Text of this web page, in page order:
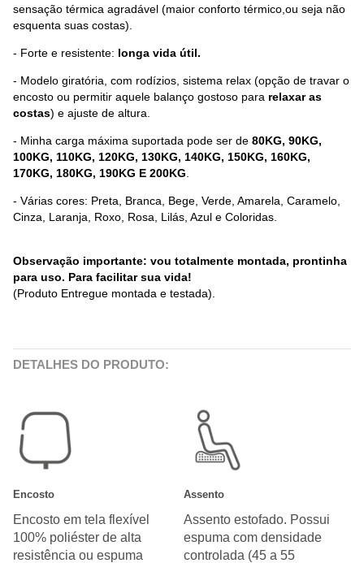
sensação térmica agradável (maior conforto térmico,ou seja não
esquenta suas costas).
- Forte e resistente: longa vida útil.
- Modelo giratória, com rodízios, sistema relax (opção de travar o
encosto ou permitir aquele balanço gostoso para relaxar as
costas) e ajuste de altura.
- Minha carga máxima suportada pode ser de 80KG, 90KG,
100KG, 110KG, 120KG, 130KG, 140KG, 150KG, 160KG,
170KG, 180KG, 190KG E 200KG
- Várias cores: Preta, Branca, Bege, Verde, Amarela, Caramelo,
Cinza, Laranja, Roxo, Rosa, Lilás, Azul e Coloridas.
Observação importante: vou totalmente montada, prontinha
para uso. Para facilitar sua vida!
(Produto Entregue montada e testada).
DETALHES DO PRODUTO:
Encosto
Encosto em tela flexível
100% poliéster de alta
resistência ou espuma
Assento
Assento estofado. Possui
espuma com densidade
controlada (45 a 55